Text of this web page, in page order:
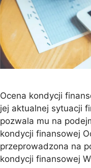
Ocena kondycji
jej aktualnej sytuacji
pozwala mu na
kondycji finansowej
przeprowadzona na
kondycji finansowej